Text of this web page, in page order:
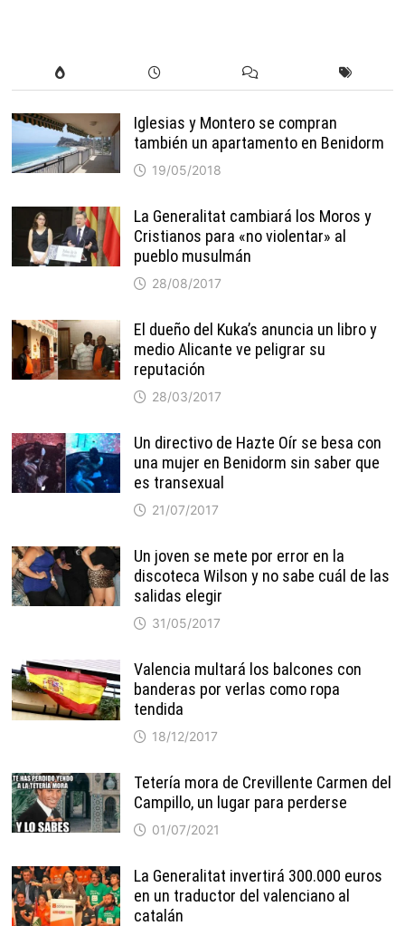
Iglesias y Montero se compran
también un apartamento en Benidorm
19/05/2018
La Generalitat cambiará los Moros y
Cristianos para «no violentar» al
pueblo musulmán
28/08/2017
El dueño del Kuka’s anuncia un libro y
medio Alicante ve peligrar su
reputación
28/03/2017
Un directivo de Hazte Oír se besa con
una mujer en Benidorm sin saber que
es transexual
21/07/2017
Un joven se mete por error en la
discoteca Wilson y no sabe cuál de las
salidas elegir
31/05/2017
Valencia multará los balcones con
banderas por verlas como ropa
tendida
18/12/2017
Tetería mora de Crevillente Carmen del
Campillo, un lugar para perderse
01/07/2021
La Generalitat invertirá 300.000 euros
en un traductor del valenciano al
catalán